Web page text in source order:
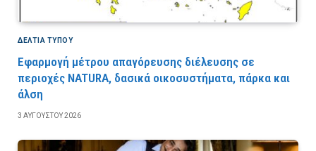
ΔΕΛΤΙΑ ΤΥΠΟΥ
Εφαρμογή μέτρου απαγόρευσης διέλευσης σε
περιοχές NATURA, δασικά οικοσυστήματα, πάρκα και
άλση
3 ΑΥΓΟΎΣΤΟΥ 2026